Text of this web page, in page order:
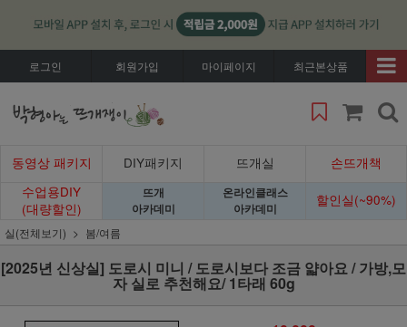
로그인 회원가입 마이페이지 최근본상품
동영상 패키지 DIY패키지 뜨개실
손뜨개책
수업용DIY
(대량할인)
뜨개
아카데미
온라인클래스
아카데미
할인실(~90%)
실(전체보기) 봄/여름
[2025년 신상실] 도로시 미니 / 도로시보다 조금 얇아요 / 가방,모
자 실로 추천해요/ 1타래 60g